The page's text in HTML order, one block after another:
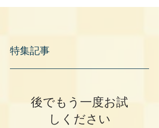
特集記事
後でもう一度お試
しください